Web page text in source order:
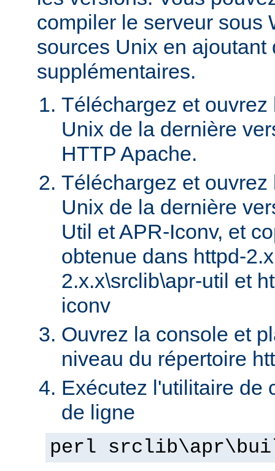
compiler le serveur sous
sources Unix en ajoutant
supplémentaires.
Téléchargez et
Unix de la dernière
HTTP Apache.
Téléchargez et
Unix de la dernière
Util et APR-Iconv, et
obtenue dans httpd-
2.x.x\srclib\apr-util et
iconv
Ouvrez la console et
niveau du répertoire
Exécutez l'utilitaire de
de ligne
perl